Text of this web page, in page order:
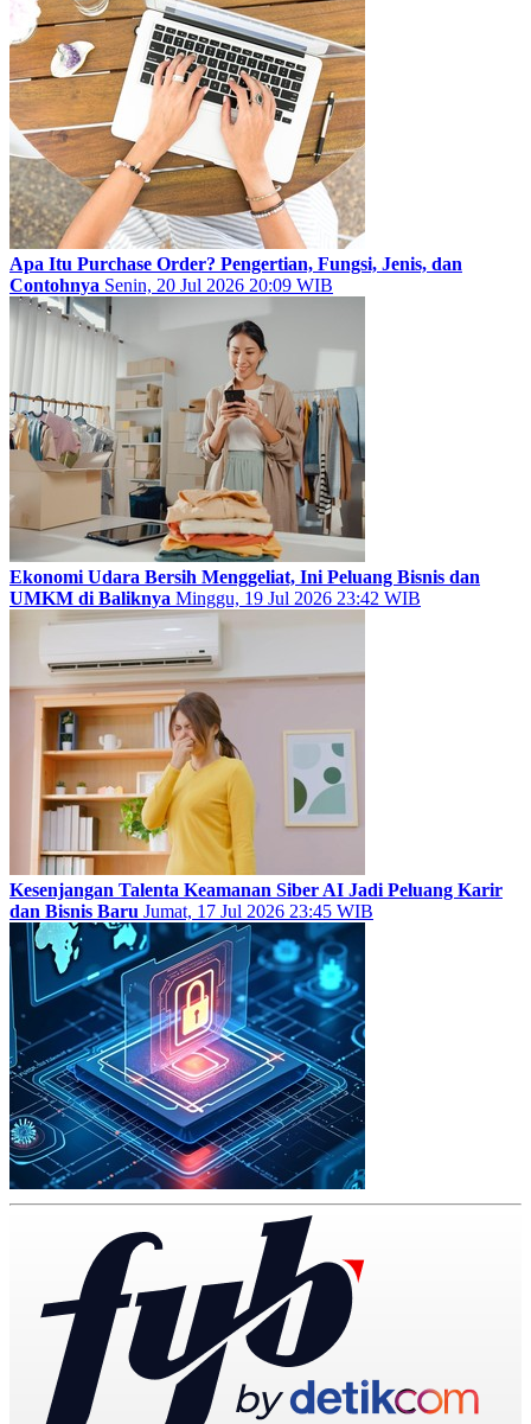
Apa Itu Purchase Order? Pengertian, Fungsi, Jenis, dan
Contohnya Senin, 20 Jul 2026 20:09 WIB
Ekonomi Udara Bersih Menggeliat, Ini Peluang Bisnis dan
UMKM di Baliknya Minggu, 19 Jul 2026 23:42 WIB
Kesenjangan Talenta Keamanan Siber AI Jadi Peluang Karir
dan Bisnis Baru Jumat, 17 Jul 2026 23:45 WIB